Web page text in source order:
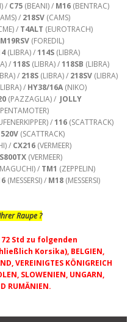
/ C75(BEANI) / M16(BENTRAC)
/ 218SV(CAMS)
/ T4ALT (EUROTRACH)
(FOREDIL)
(LIBRA) /114S(LIBRA)
/118S(LIBRA) /118SB (LIBRA)
/ 218S(LIBRA) / 218SV(LIBRA)
/ HY38/16A(NIKO)
(PAZZAGLIA) / JOLLY
/116(SCATTRACK)
520V(SCATTRACK)
/ CX216(VERMEER)
S800TX(VERMEER)
/ TM1 (ZEPPELIN)
(MESSERSI) / M18(MESSERSI)
Raupe ?
Std zu folgenden
Korsika), BELGIEN,
VEREINIGTES KÖNIGREICH
SLOWENIEN, UNGARN,
RUMÄNIEN.